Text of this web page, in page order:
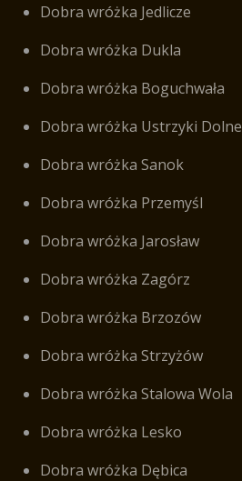
Dobra wróżka Jedlicze
Dobra wróżka Dukla
Dobra wróżka Boguchwała
Dobra wróżka Ustrzyki Dolne
Dobra wróżka Sanok
Dobra wróżka Przemyśl
Dobra wróżka Jarosław
Dobra wróżka Zagórz
Dobra wróżka Brzozów
Dobra wróżka Strzyżów
Dobra wróżka Stalowa Wola
Dobra wróżka Lesko
Dobra wróżka Dębica